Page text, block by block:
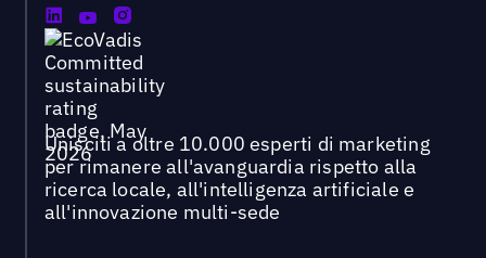
Unisciti a oltre 10.000 esperti di marketing
per rimanere all'avanguardia rispetto alla
ricerca locale, all'intelligenza artificiale e
all'innovazione multi-sede